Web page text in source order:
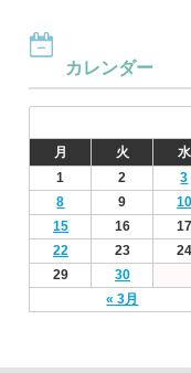
カレンダー
月
火 水
« 3月
1 2 3
8
9 10
15
16 17
22
23 24
29
30